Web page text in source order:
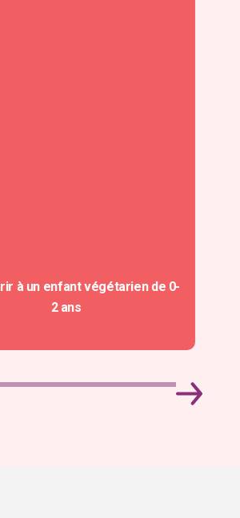
à un enfant végétarien de 0-
2 ans